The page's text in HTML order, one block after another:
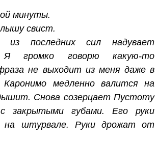
минуты.
свист.
из последних сил надувает
Я громко говорю какую-то
не выходит из меня даже в
медленно валится на
Снова созерцает Пустоту
закрытыми губами. Его руки
на штурвале. Руки дрожат от